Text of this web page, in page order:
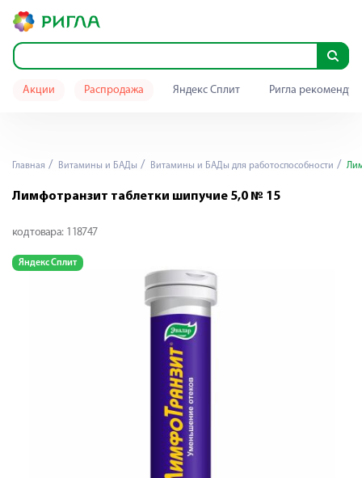
Акции Распродажа Яндекс Сплит Ригла
Главная Витамины и БАДы Витамины и БАДы для работоспособности
Лимфотранзит таблетки шипучие 5,0 № 15
код товара: 118747
Яндекс Сплит